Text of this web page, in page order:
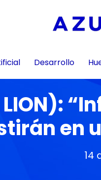
Desarrollo
LION):
en
14